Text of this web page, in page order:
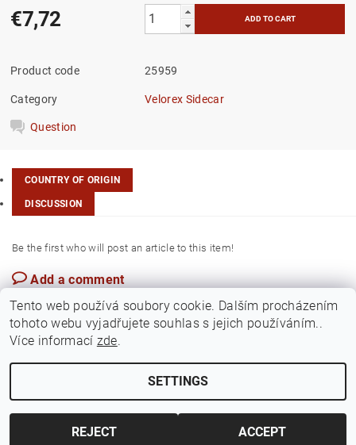
€7,72
Product code 25959
Category Velorex Sidecar
Question
COUNTRY OF ORIGIN
DISCUSSION
Be the first who will post an article to this item!
Add a comment
2026 ©Jawamarkt, all rights reserved.Edit cookie settings
Tento web používá soubory cookie. Dalším procházením
tohoto webu vyjadřujete souhlas s jejich používáním..
Více informací zde.
SETTINGS
REJECT ACCEPT